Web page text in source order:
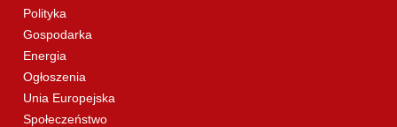
Polityka
Gospodarka
Energia
Ogłoszenia
Unia Europejska
Społeczeństwo